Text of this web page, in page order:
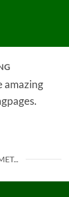
amazing